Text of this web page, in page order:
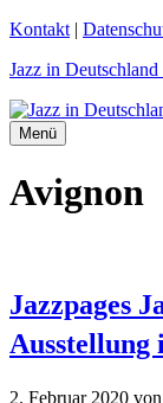
Zum
springen
Kontakt |
Jazz in
Menü
Avignon
Jazzpages
Ausstellung
2. Februar 2020 von